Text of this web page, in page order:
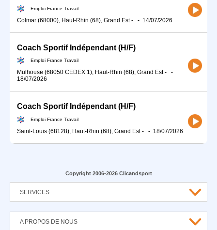
Emploi France Travail
Colmar (68000), Haut-Rhin (68), Grand Est- - 14/07/2026
Coach Sportif Indépendant (H/F)
Emploi France Travail
Mulhouse (68050 CEDEX 1), Haut-Rhin (68), Grand Est-
-
18/07/2026
Coach Sportif Indépendant (H/F)
Emploi France Travail
Saint-Louis (68128), Haut-Rhin (68), Grand Est- - 18/07/2026
Copyright 2006-2026 Clicandsport
SERVICES
A PROPOS DE NOUS